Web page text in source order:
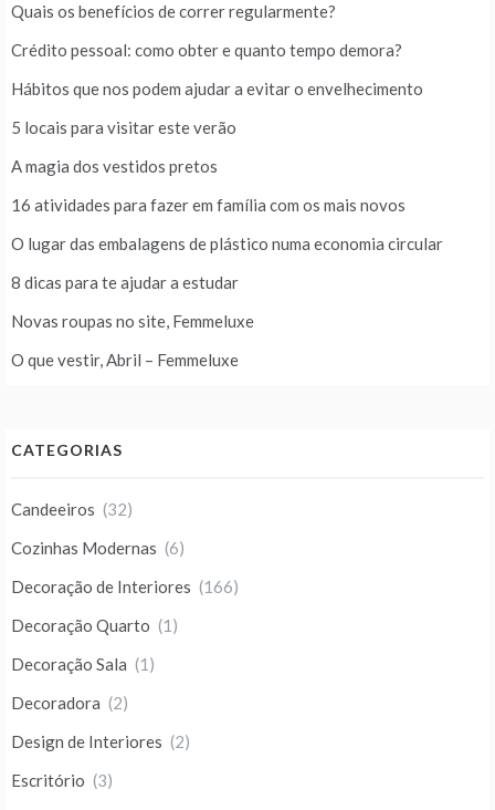
Quais os benefícios de correr regularmente?
Crédito pessoal: como obter e quanto tempo demora?
Hábitos que nos podem ajudar a evitar o envelhecimento
5 locais para visitar este verão
A magia dos vestidos pretos
16 atividades para fazer em família com os mais novos
O lugar das embalagens de plástico numa economia circular
8 dicas para te ajudar a estudar
Novas roupas no site, Femmeluxe
O que vestir, Abril – Femmeluxe
CATEGORIAS
Candeeiros (32)
Cozinhas Modernas (6)
Decoração de Interiores (166)
Decoração Quarto (1)
Decoração Sala (1)
Decoradora (2)
Design de Interiores (2)
Escritório (3)